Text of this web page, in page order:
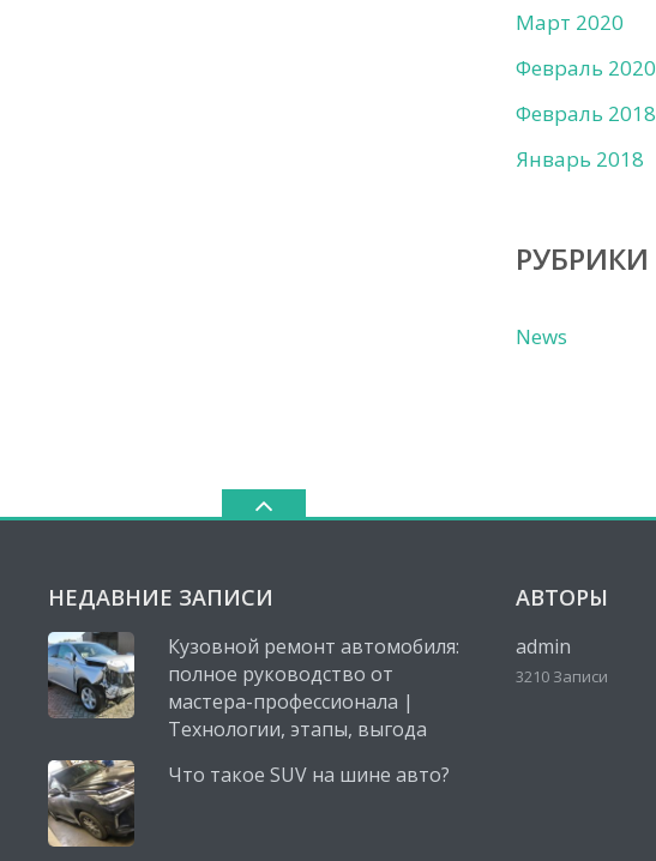
Март 2020
Февраль 2020
Февраль 2018
Январь 2018
РУБРИКИ
News
НЕДАВНИЕ ЗАПИСИ
Кузовной ремонт автомобиля:
полное руководство от
мастера-профессионала |
Технологии, этапы, выгода
Что такое SUV на шине авто?
АВТОРЫ
admin
3210 Записи